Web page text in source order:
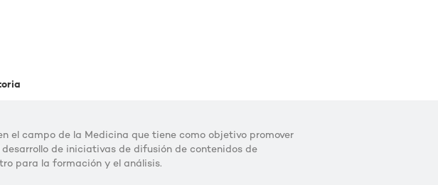
campo de la Medicina que tiene como objetivo promover
de iniciativas de difusión de contenidos de
para la formación y el análisis.